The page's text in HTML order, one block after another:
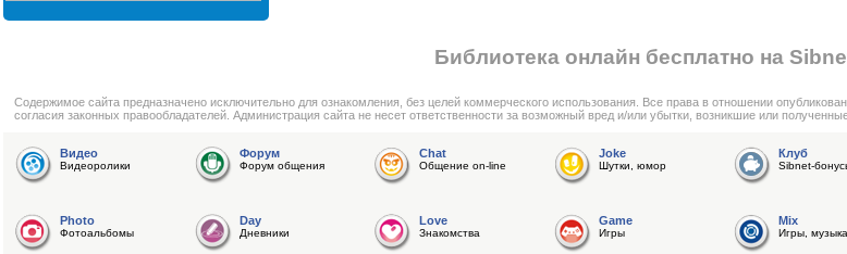
Библиотека онлайн бесплатно на
Cодержимое сайта предназначено исключительно для ознакомления, без целей коммерческого использования. Все права в отношении
согласия законных правообладателей. Администрация сайта не несет ответственности за возможный вред и/или убытки, возникшие или
Видео
Видеоролики
Форум
Форум общения
Chat
Общение on-line
Joke
Шутки, юмор
Клуб
Sibnet-
Photo
Фотоальбомы
Day
Дневники
Love
Знакомства
Game
Игры
Mix
Игры, музыка